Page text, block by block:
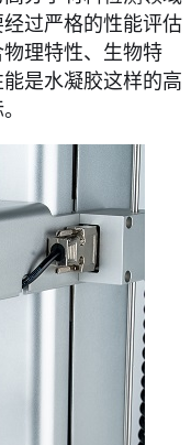
过严格的性能评估
理特性、生物特
是水凝胶这样的高